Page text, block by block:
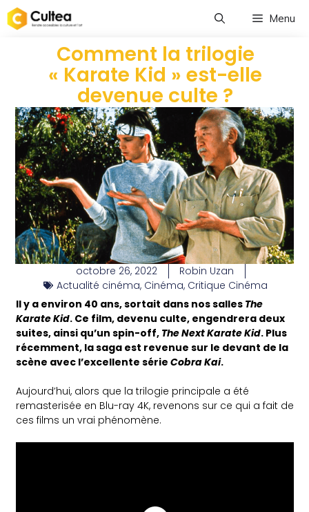
Menu
Comment la trilogie
« Karate Kid » est-elle
devenue culte ?
octobre 26, 2022
Robin Uzan
Actualité cinéma, Cinéma, Critique Cinéma
Il y a environ 40 ans, sortait dans nos salles The
Karate Kid. Ce film, devenu culte, engendrera deux
suites, ainsi qu’un spin-off, The Next Karate Kid. Plus
récemment, la saga est revenue sur le devant de la
scène avec l’excellente sérieCobra Kai.
Aujourd’hui, alors que la trilogie principale a été
remasterisée en Blu-ray 4K, revenons sur ce qui a fait de
ces films un vrai phénomène.